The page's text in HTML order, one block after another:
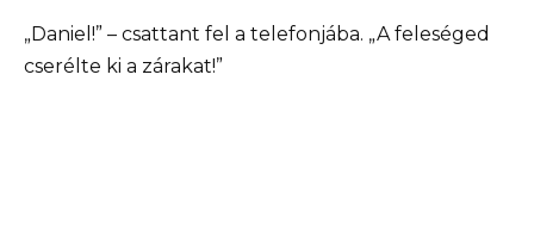
„Daniel!” – csattant fel a telefonjába. „A feleséged
cserélte ki a zárakat!”